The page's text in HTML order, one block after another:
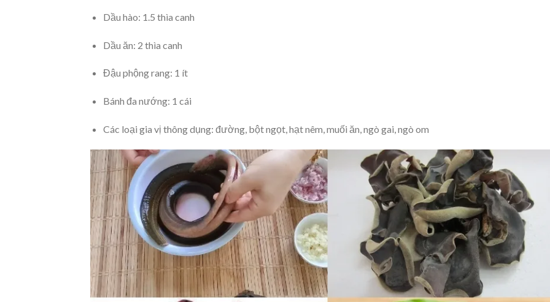
Dầu hào: 1.5 thìa canh
Dầu ăn: 2 thìa canh
Đậu phộng rang: 1 ít
Bánh đa nướng: 1 cái
Các loại gia vị thông dụng: đường, bột ngọt, hạt nêm, muối ăn, ngò gai, ngò om